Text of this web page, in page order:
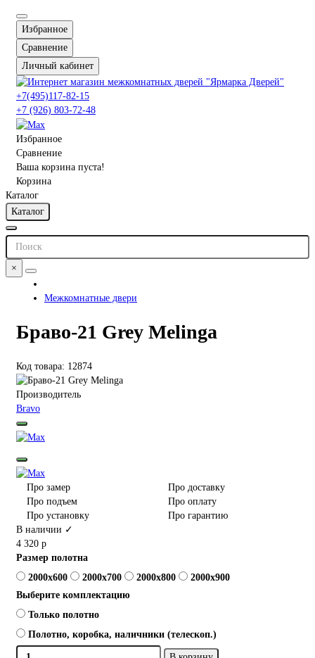
Избранное
Сравнение
Личный кабинет
+7(495)117-82-15
+7 (926) 803-72-48
Избранное
Сравнение
Ваша корзина пуста!
Корзина
Каталог
Каталог
×
Межкомнатные двери
Браво-21 Grey Melinga
Код товара: 12874
Производитель
Bravo
Про замер
Про доставку
Про подъем
Про оплату
Про установку
Про гарантию
В наличии ✓
4 320 р
Размер полотна
2000x600
2000x700 2000x800
2000x900
Выберите комплектацию
Только полотно
Полотно, коробка, наличники (телескоп.)